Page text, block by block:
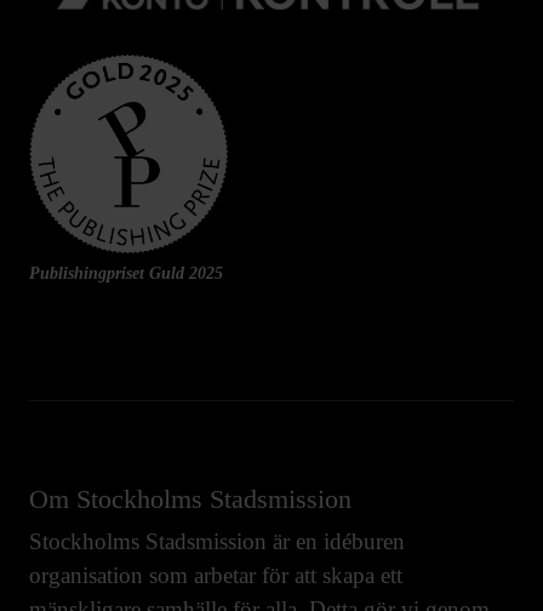
Publishingpriset Guld 2025
Om Stockholms Stadsmission
Stockholms Stadsmission är en idéburen
organisation som arbetar för att skapa ett